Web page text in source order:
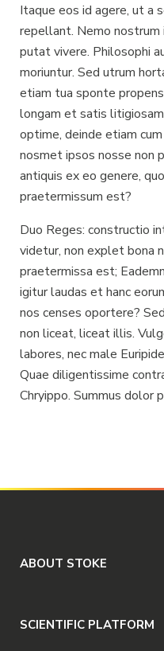
Itaque eos id agere, ut a
repellant. Nemo nostrum
putat vivere. Philosophi
moriuntur. Sed utrum
etiam tua sponte
longam et satis
optime, deinde etiam
nosmet ipsos nosse non
antiquis ex eo genere,
praetermissum est?
Duo Reges: constructio
videtur, non explet bona
praetermissa est;
igitur laudas et hanc
nos censes oportere?
non liceat, liceat illis.
labores, nec male
Quae diligentissime
Chryippo. Summus dolor
ABOUT STOKE
SCIENTIFIC PLATFORM